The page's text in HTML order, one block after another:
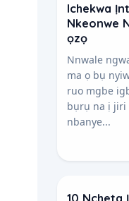
Ichekwa
Nkeonwe
ọzọ
Nnwale
ma ọ bụ
ruo mgbe
bụrụ na ị jiri
nbanye...
10 Ncheta